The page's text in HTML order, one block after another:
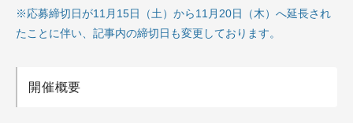
※応募締切日が11月15日（土）から11月20日（木）へ延長され
たことに伴い、記事内の締切日も変更しております。
開催概要